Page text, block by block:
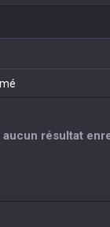
aucun résultat